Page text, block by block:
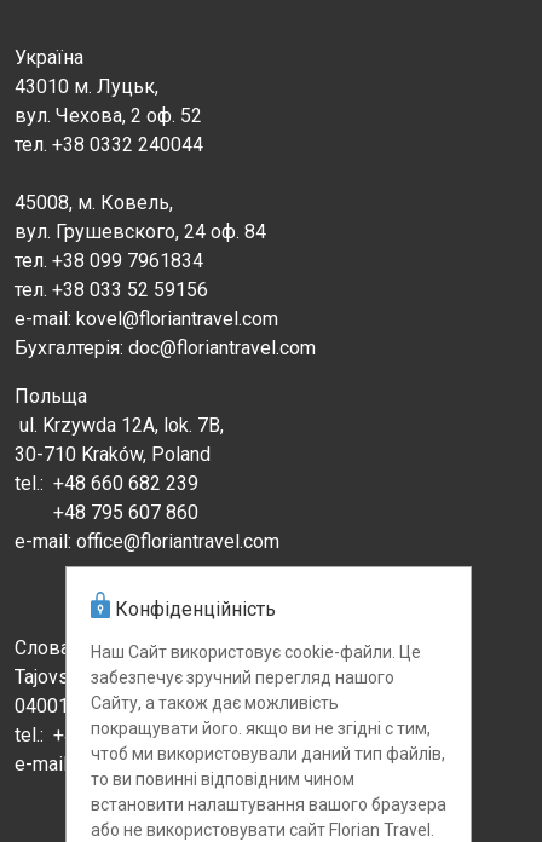
Конфіденційність
Наш Сайт використовує cookie-файли. Це
забезпечує зручний перегляд нашого
Сайту, а також дає можливість
покращувати його. якщо ви не згідні с тим,
чтоб ми використовували даний тип файлів,
то ви повинні відповідним чином
встановити налаштування вашого браузера
або не використовувати сайт Florian Travel.
Україна
43010 м. Луцьк,
вул. Чехова, 2 оф. 52
тел. +38 0332 240044
45008, м. Ковель,
вул. Грушевского, 24 оф. 84
тел. +38 099 7961834
тел. +38 033 52 59156
e-mail: kovel@floriantravel.com
Бухгалтерія: doc@floriantravel.com
Польща
ul. Krzywda 12A, lok. 7B,
30-710 Kraków, Poland
tel.: +48 660 682 239
+48 795 607 860
e-mail: office@floriantravel.com
Словаччина
Tajovskeho st., 1
04001 Kosice, Slovakia
tel.: +421 910 457 176
e-mail:
booking1-sk@floriantravel.com